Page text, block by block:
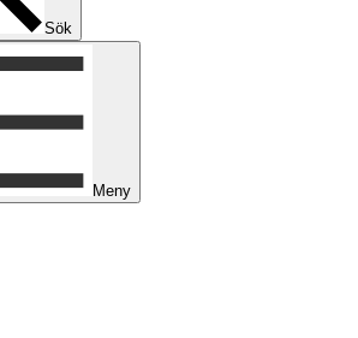
Sök
Meny